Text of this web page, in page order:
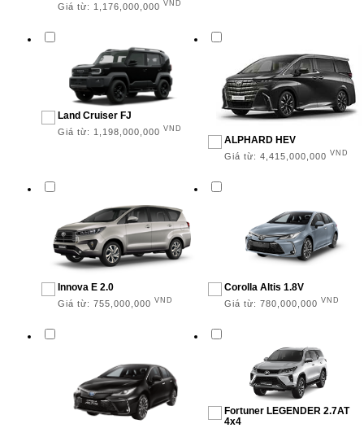
Đa dụng
Bán tải
Thương mại
Xe trong nước
Xe nhập khẩu
Giá từ: 1,176,000,000 VND
Land Cruiser FJ
Giá từ: 1,198,000,000 VND
ALPHARD HEV
Giá từ:4,415,000,000 VND
Innova E 2.0
Giá từ:755,000,000 VND
Corolla Altis 1.8V
Giá từ:780,000,000 VND
Fortuner LEGENDER 2.7AT
4x4